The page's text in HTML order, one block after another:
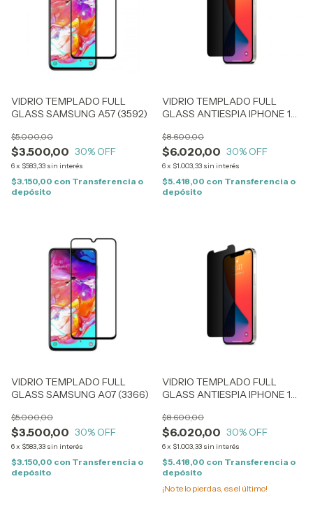
VIDRIO TEMPLADO FULL
GLASS SAMSUNG A57 (3592)
$3.500,00
$5.000,00
30% OFF
6x $583,33 sin interés
$3.150,00 con Transferencia o
depósito
VIDRIO TEMPLADO FULL
GLASS ANTIESPIA IPHONE 16
$6.020,00
$8.600,00
30% OFF
6x $1.003,33 sin interés
$5.418,00 con Transferencia o
depósito
VIDRIO TEMPLADO FULL
GLASS SAMSUNG A07 (3366)
$3.500,00
$5.000,00
30% OFF
6x $583,33 sin interés
$3.150,00 con Transferencia o
depósito
VIDRIO TEMPLADO FULL
GLASS ANTIESPIA IPHONE 14
$6.020,00
$8.600,00
30% OFF
6x $1.003,33 sin interés
$5.418,00 con Transferencia o
depósito
¡No te lo pierdas, es el último!